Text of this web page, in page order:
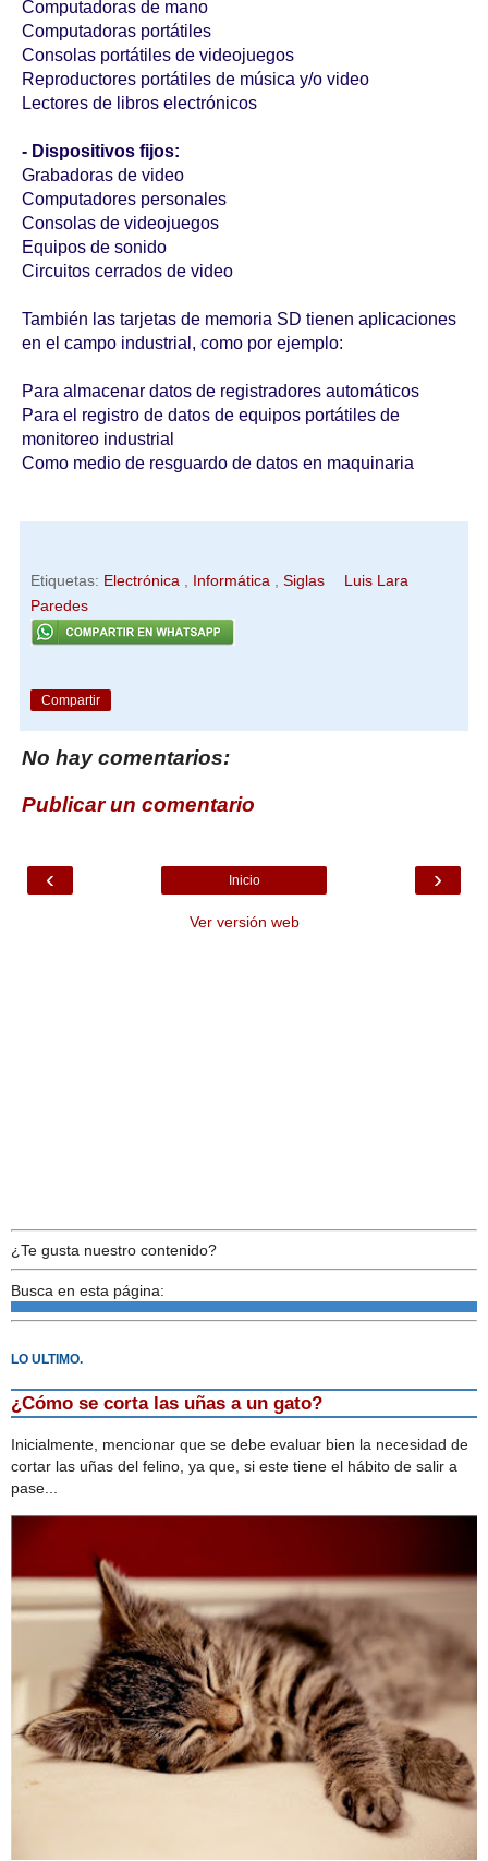
Computadoras de mano
Computadoras portátiles
Consolas portátiles de videojuegos
Reproductores portátiles de música y/o video
Lectores de libros electrónicos
- Dispositivos fijos:
Grabadoras de video
Computadores personales
Consolas de videojuegos
Equipos de sonido
Circuitos cerrados de video
También las tarjetas de memoria SD tienen aplicaciones
en el campo industrial, como por ejemplo:
Para almacenar datos de registradores automáticos
Para el registro de datos de equipos portátiles de
monitoreo industrial
Como medio de resguardo de datos en maquinaria
Etiquetas: Electrónica Informática Siglas
Luis Lara
Paredes
Compartir
No hay comentarios:
Publicar un comentario
‹ ›
Inicio
Ver versión web
¿Te gusta nuestro contenido?
Busca en esta página:
LO ULTIMO.
¿Cómo se corta las uñas a un gato?
Inicialmente, mencionar que se debe evaluar bien la necesidad de
cortar las uñas del felino, ya que, si este tiene el hábito de salir a
pase...